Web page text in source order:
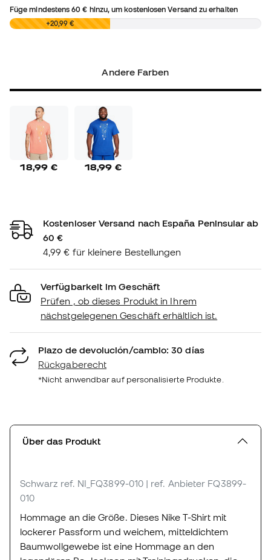
Füge mindestens60 € hinzu, um kostenlosen Versand zu erhalten
0,00 € +20,99 €
Andere Farben
18,99 € 18,99 €
Kostenloser Versand nach España Peninsular ab
60 €
4,99 € für kleinere Bestellungen
Verfügbarkeit im Geschäft
Prüfen , ob dieses Produkt in Ihrem
nächstgelegenen Geschäft erhältlich ist.
Plazo de devolución/cambio: 30 días
Rückgaberecht
*Nicht anwendbar auf personalisierte Produkte.
Über das Produkt
Schwarz ref. NI_FQ3899-010 | ref. Anbieter FQ3899-
010
Hommage an die Größe. Dieses Nike T-Shirt mit
lockerer Passform und weichem, mitteldichtem
Baumwollgewebe ist eine Hommage an den